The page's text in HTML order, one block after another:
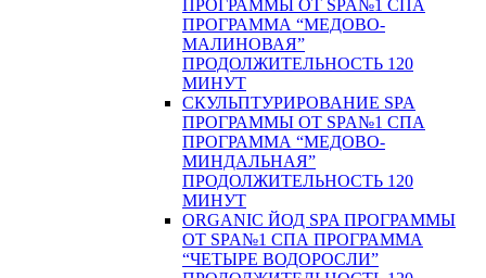
ПРОГРАММЫ ОТ SPA№1 СПА
ПРОГРАММА “МЕДОВО-
МАЛИНОВАЯ”
ПРОДОЛЖИТЕЛЬНОСТЬ 120
МИНУТ
СКУЛЬПТУРИРОВАНИЕ SPA
ПРОГРАММЫ ОТ SPA№1 СПА
ПРОГРАММА “МЕДОВО-
МИНДАЛЬНАЯ”
ПРОДОЛЖИТЕЛЬНОСТЬ 120
МИНУТ
ORGANIC ЙОД SPA ПРОГРАММЫ
ОТ SPA№1 СПА ПРОГРАММА
“ЧЕТЫРЕ ВОДОРОСЛИ”